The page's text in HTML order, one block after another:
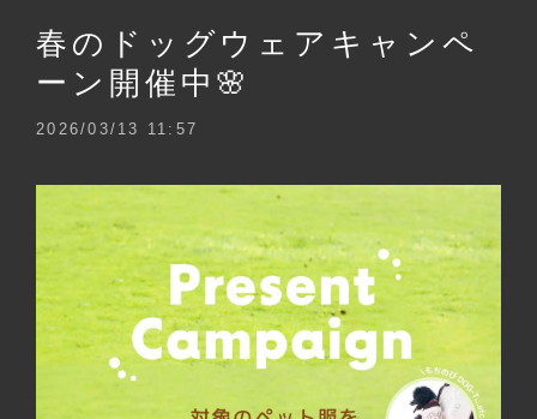
春のドッグウェアキャンペ
ーン開催中🌸
2026/03/13 11:57